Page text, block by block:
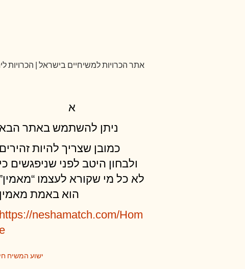
אתר הכרויות למשיחיים בישראל | הכרויות
א
ניתן להשתמש באתר
כמובן שצריך להיות זהירים
ולבחון היטב לפני שניפגשים כי
לא כל מי שקורא לעצמו
הוא באמת מאמין
https://neshamatch.com/Hom
e
ישוע המשיח חי